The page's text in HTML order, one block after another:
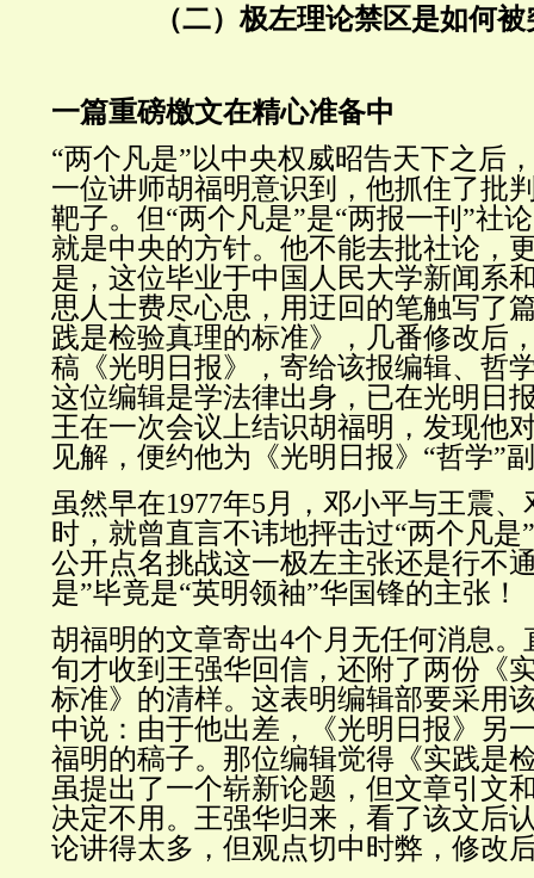
（二）极左理论禁区是如何
一篇重磅檄文在精心准备中
“两个凡是”以中央权威昭告天下之后
一位讲师胡福明意识到，他抓住了批
靶子。但“两个凡是”是“两报一刊”社
就是中央的方针。他不能去批社论，
是，这位毕业于中国人民大学新闻系
思人士费尽心思，用迂回的笔触写了
践是检验真理的标准》，几番修改后
稿《光明日报》，寄给该报编辑、哲
这位编辑是学法律出身，已在光明日
王在一次会议上结识胡福明，发现他
见解，便约他为《光明日报》“哲学”
虽然早在1977年5月，邓小平与王震
时，就曾直言不讳地抨击过“两个凡是
公开点名挑战这一极左主张还是行不
是”毕竟是“英明领袖”华国锋的主张！
胡福明的文章寄出4个月无任何消息。
旬才收到王强华回信，还附了两份《
标准》的清样。这表明编辑部要采用
中说： 由于他出差，《光明日报》另
福明的稿子。那位编辑觉得《实践是
虽提出了一个崭新论题，但文章引文
决定不用。王强华归来，看了该文后
论讲得太多，但观点切中时弊，修改